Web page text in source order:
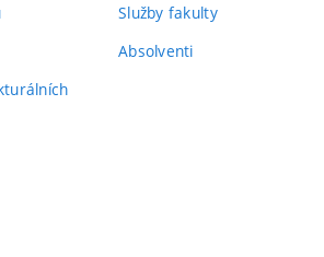
Služby fakulty
Absolventi